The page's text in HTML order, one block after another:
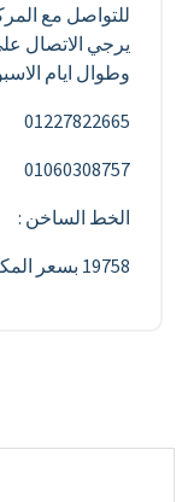
للتواصل مع
يرجي الاتصال
وطوال ايام
01227822665
01060308757
الخط الساخن :
19758 بسعر المكالمة العادية من جميع انحاء الجمهورية